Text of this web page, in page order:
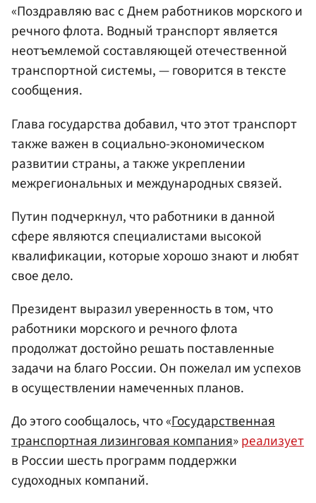
«Поздравляю вас с Днем работников морского и
речного флота. Водный транспорт является
неотъемлемой составляющей отечественной
транспортной системы, — говорится в тексте
сообщения.
Глава государства добавил, что этот транспорт
также важен в социально-экономическом
развитии страны, а также укреплении
межрегиональных и международных связей.
Путин подчеркнул, что работники в данной
сфере являются специалистами высокой
квалификации, которые хорошо знают и любят
свое дело.
Президент выразил уверенность в том, что
работники морского и речного флота
продолжат достойно решать поставленные
задачи на благо России. Он пожелал им успехов
в осуществлении намеченных планов.
До этого сообщалось, что «Государственная
транспортная лизинговая компания»реализует
в России шесть программ поддержки
судоходных компаний.